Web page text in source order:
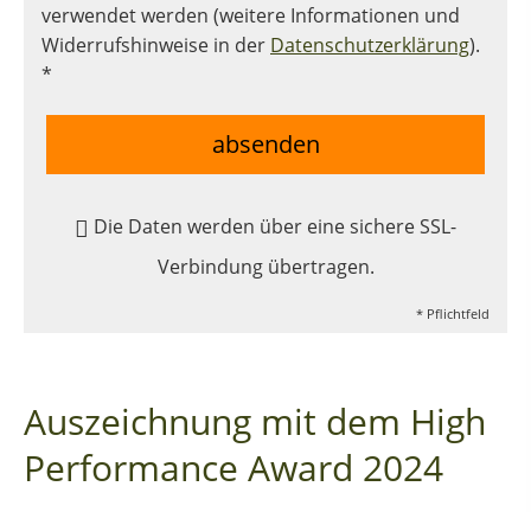
verwendet werden (weitere Informationen und
Widerrufshinweise in der Datenschutzerklärung).
*
absenden
Die Daten werden über eine sichere SSL-
Verbindung übertragen.
* Pflichtfeld
Auszeichnung mit dem High
Performance Award 2024